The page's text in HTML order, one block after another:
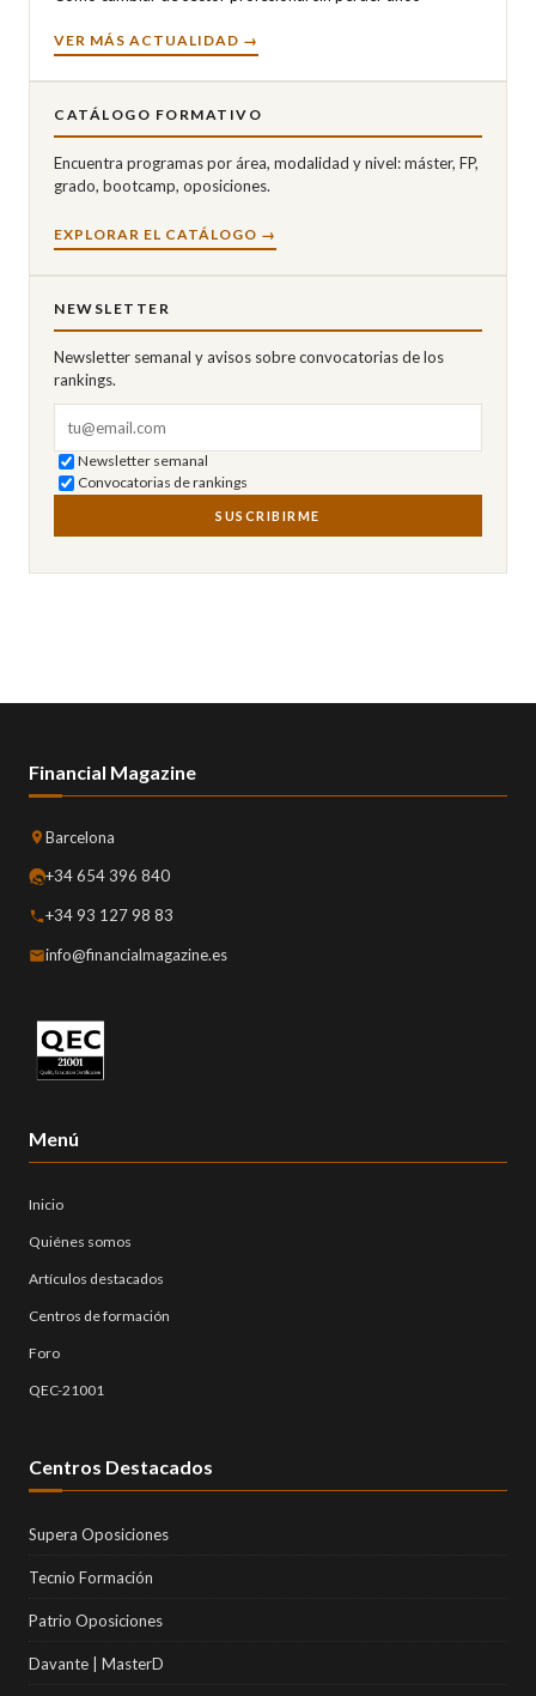
VER MÁS ACTUALIDAD →
CATÁLOGO FORMATIVO
Encuentra programas por área, modalidad y nivel: máster, FP,
grado, bootcamp, oposiciones.
EXPLORAR EL CATÁLOGO →
NEWSLETTER
Newsletter semanal y avisos sobre convocatorias de los
rankings.
Newsletter semanal
Convocatorias de rankings
SUSCRIBIRME
Financial Magazine
Barcelona
+34 654 396 840
+34 93 127 98 83
info@financialmagazine.es
Menú
Inicio
Quiénes somos
Artículos destacados
Centros de formación
Foro
QEC-21001
Centros Destacados
Supera Oposiciones
Tecnio Formación
Patrio Oposiciones
Davante | MasterD